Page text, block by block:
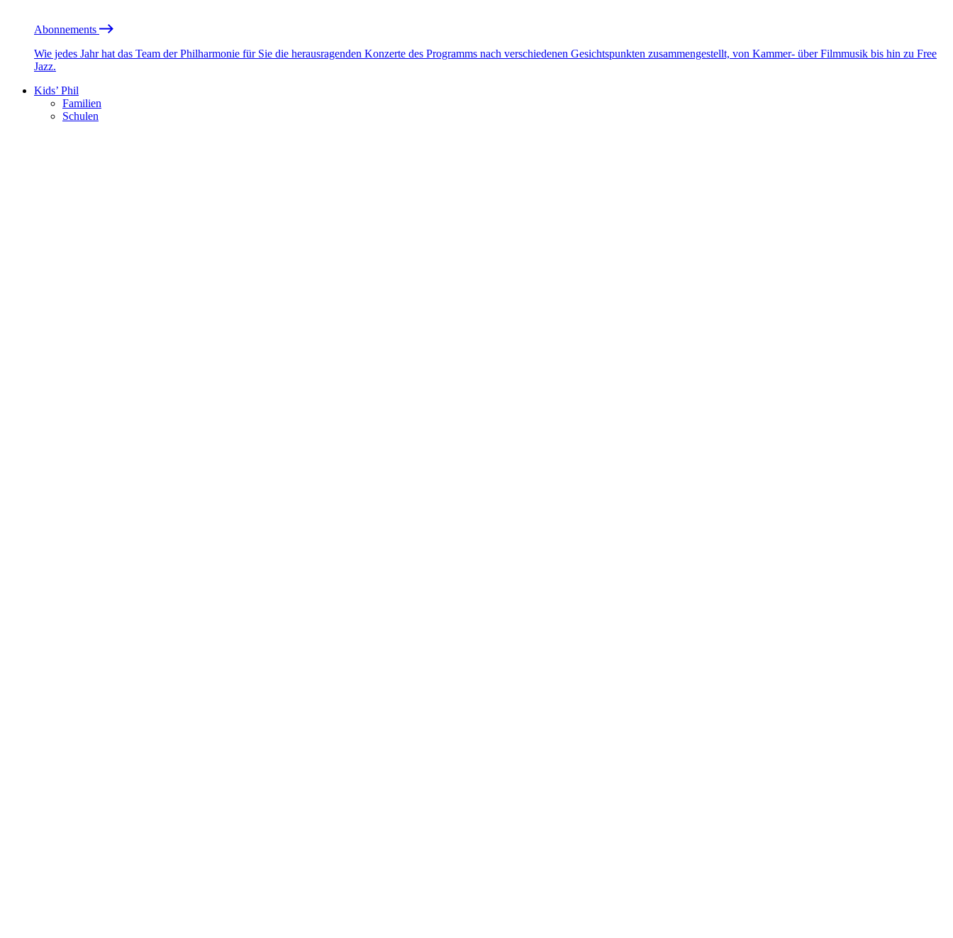
Abonnements
Wie jedes Jahr hat das Team der Philharmonie für Sie die herausragenden Konzerte des Programms nach verschiedenen Gesichtspunkten zusammengestellt, von Kammer- über Filmmusik bis hin zu Free
Jazz.
Kids’ Phil
Familien
Schulen